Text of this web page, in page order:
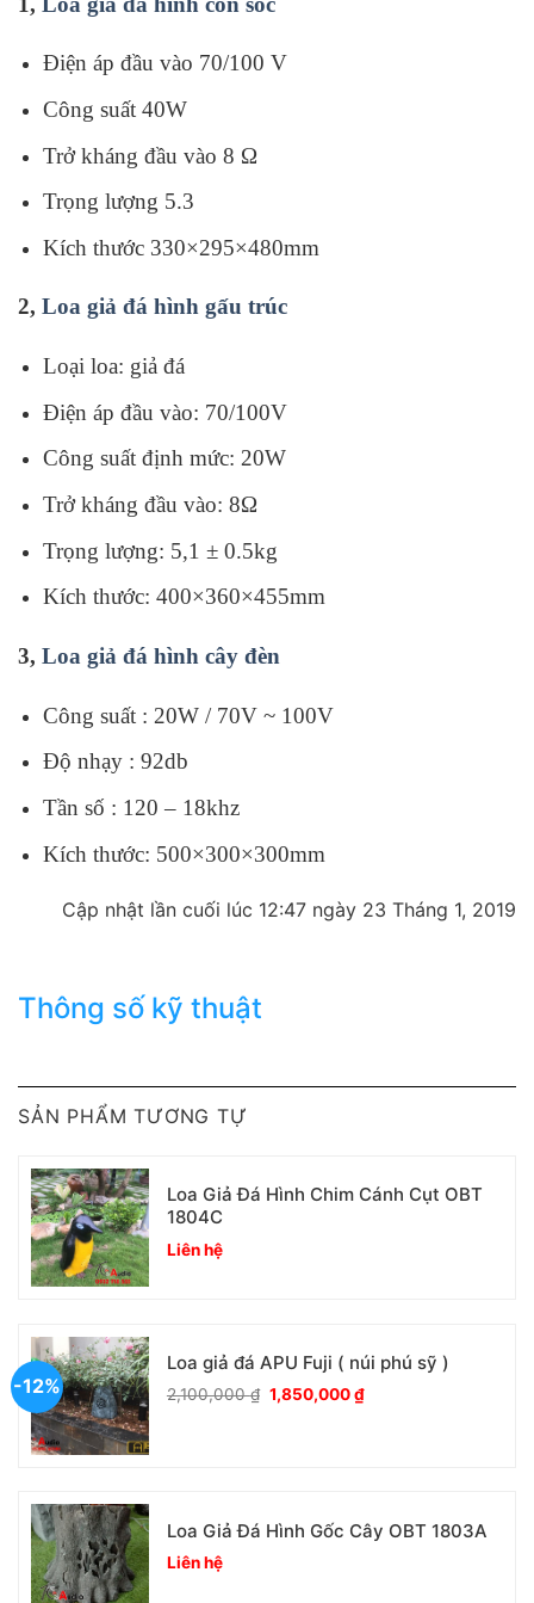
Điện áp đầu vào 70/100 V
Công suất 40W
Trở kháng đầu vào 8 Ω
Trọng lượng 5.3
Kích thước 330×295×480mm
2, Loa giả đá hình gấu trúc
Loại loa: giả đá
Điện áp đầu vào: 70/100V
Công suất định mức: 20W
Trở kháng đầu vào: 8Ω
Trọng lượng: 5,1 ± 0.5kg
Kích thước: 400×360×455mm
3, Loa giả đá hình cây đèn
Công suất : 20W / 70V ~ 100V
Độ nhạy : 92db
Tần số : 120 – 18khz
Kích thước: 500×300×300mm
Cập nhật lần cuối lúc 12:47 ngày 23 Tháng 1, 2019
Thông số kỹ thuật
SẢN PHẨM TƯƠNG TỰ
Loa Giả Đá Hình Chim Cánh Cụt OBT
1804C
Liên hệ
-12%
Loa giả đá APU Fuji ( núi phú sỹ )
2,100,000₫ Giá
gốc
1,850,000₫Giá
hiện
Loa Giả Đá Hình Gốc Cây OBT 1803A
Liên hệ